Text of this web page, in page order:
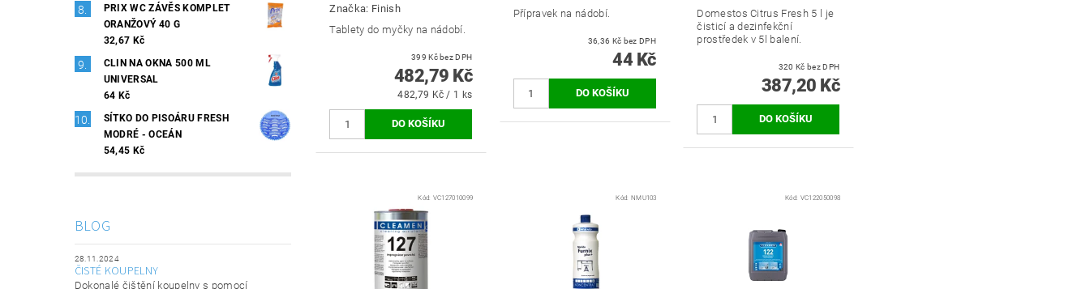
PRIX WC ZÁVĚS KOMPLET
ORANŽOVÝ 40 G
32,67 Kč
CLIN NA OKNA 500 ML
UNIVERSAL
64 Kč
SÍTKO DO PISOÁRU FRESH
MODRÉ - OCEÁN
54,45 Kč
BLOG
28.11.2024
ČISTÉ KOUPELNY
Dokonalé čištění koupelny s pomocí
Značka: Finish
Tablety do myčky na nádobí.
399 Kč bez DPH
482,79 Kč
482,79 Kč / 1 ks
Přípravek na nádobí.
36,36 Kč bez DPH
44 Kč
DomestosCitrus Fresh 5 l je
čisticí a dezinfekční
prostředek v 5l balení.
320 Kč bez DPH
387,20 Kč
Kód: VC127010099 Kód: NMU103 Kód: VC122050098